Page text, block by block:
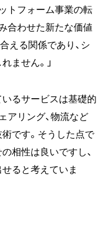
トフォーム事業の転
合わせた新たな価値
える関係であり、シ
ません。」
いるサービスは基礎的
アリング、物流など
です。そうした点で
相性は良いですし、
ると考えていま